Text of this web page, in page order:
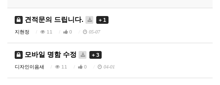
견적문의 드립니다. + 1
지현정 11 0 05-07
모바일 명함 수정 + 3
디자인이음새 11 0 04-01